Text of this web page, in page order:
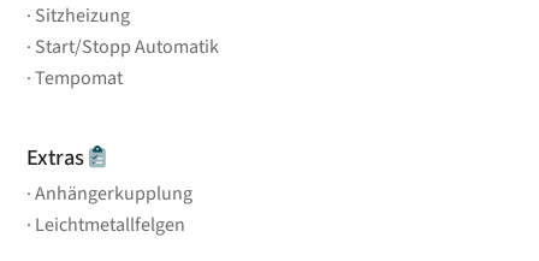
Sitzheizung
Start/Stopp Automatik
Tempomat
Extras
Anhängerkupplung
Leichtmetallfelgen